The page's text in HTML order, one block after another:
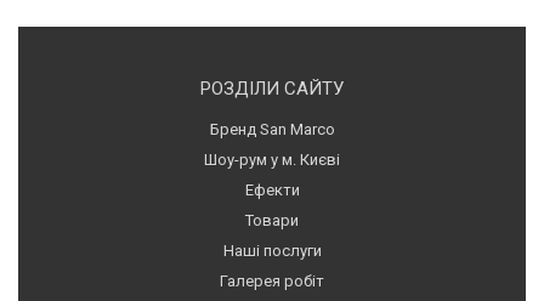
РОЗДІЛИ САЙТУ
Бренд San Marco
Шоу-рум у м. Києві
Ефекти
Товари
Наші послуги
Галерея робіт